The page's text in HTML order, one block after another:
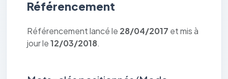
Référencement
Référencement lancé le 28/04/2017 et mis à
jour le12/03/2018.